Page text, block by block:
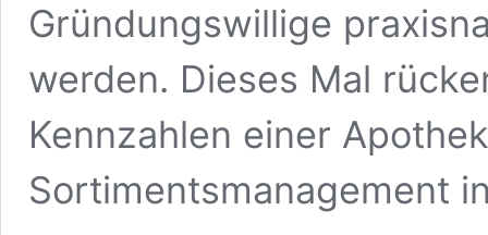
Gründungswillige
werden. Dieses Mal
Kennzahlen einer
Sortimentsmanagement